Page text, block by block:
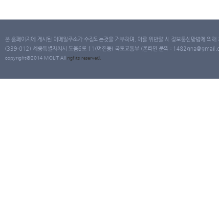
본 홈페이지에 게시된 이메일주소가 수집되는것을 거부하며, 이를 위반할 시 정보통신망법에 의
(339-012) 세종특별자치시 도움6로 11(어진동) 국토교통부 (온라인 문의 :
copyright@2014 MOLIT All rights reserved.